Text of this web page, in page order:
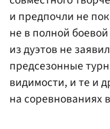
и предпочли не
не в полной
из дуэтов не
предсезонные
видимости, и те и
на соревнованиях